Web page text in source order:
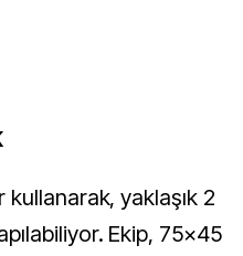
kullanarak, yaklaşık 2
Ekip, 75×45